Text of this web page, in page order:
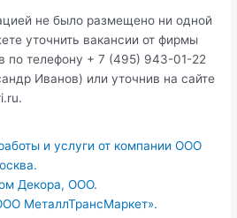
не было размещено ни одной
уточнить вакансии от фирмы
по телефону + 7 (495) 943-01-22
Иванов) или уточнив на сайте
и услуги от компании ООО
Декора, ООО.
МеталлТрансМаркет».